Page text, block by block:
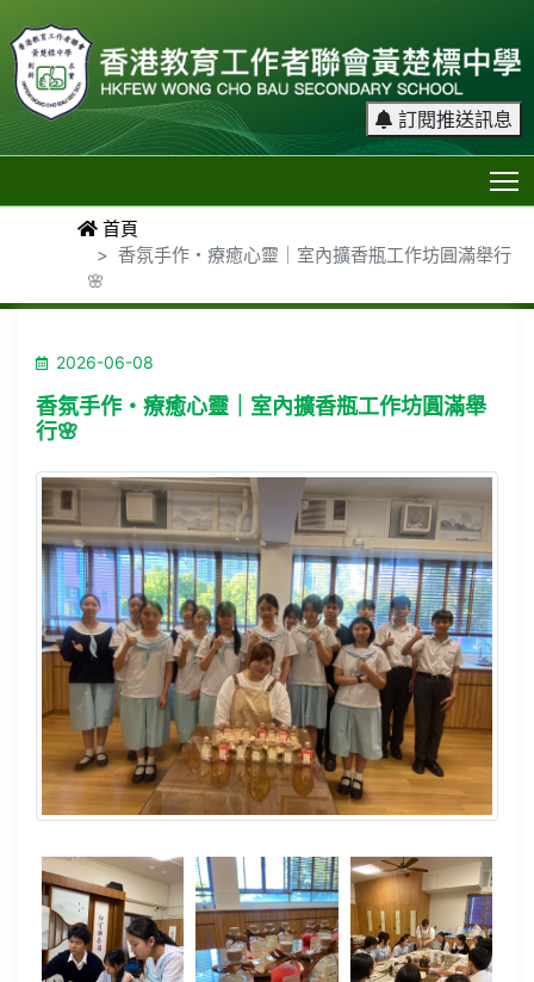
訂閱推送訊息
首頁
香氛手作・療癒心靈｜室內擴香瓶工作坊圓滿舉行
🌸
2026-06-08
香氛手作・療癒心靈｜室內擴香瓶工作坊圓滿舉
行🌸